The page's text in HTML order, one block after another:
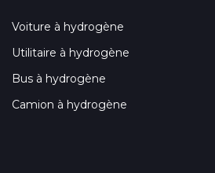
Voiture à hydrogène
Utilitaire à hydrogène
Bus à hydrogène
Camion à hydrogène